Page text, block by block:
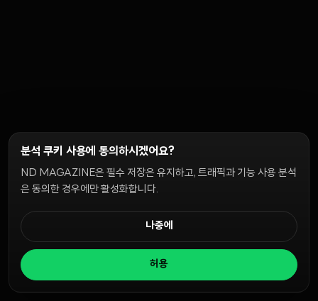
분석 쿠키 사용에 동의하시겠어요?
ND MAGAZINE은 필수 저장은 유지하고, 트래픽과 기능 사용 분석
은 동의한 경우에만 활성화합니다.
나중에
허용